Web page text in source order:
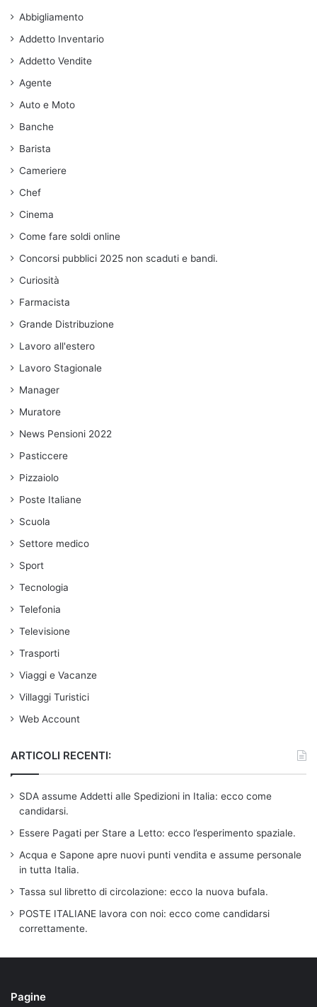
Abbigliamento
Addetto Inventario
Addetto Vendite
Agente
Auto e Moto
Banche
Barista
Cameriere
Chef
Cinema
Come fare soldi online
Concorsi pubblici 2025 non scaduti e bandi.
Curiosità
Farmacista
Grande Distribuzione
Lavoro all'estero
Lavoro Stagionale
Manager
Muratore
News Pensioni 2022
Pasticcere
Pizzaiolo
Poste Italiane
Scuola
Settore medico
Sport
Tecnologia
Telefonia
Televisione
Trasporti
Viaggi e Vacanze
Villaggi Turistici
Web Account
ARTICOLI RECENTI:
SDA assume Addetti alle Spedizioni in Italia: ecco come
candidarsi.
Essere Pagati per Stare a Letto: ecco l’esperimento spaziale.
Acqua e Sapone apre nuovi punti vendita e assume personale
in tutta Italia.
Tassa sul libretto di circolazione: ecco la nuova bufala.
POSTE ITALIANE lavora con noi: ecco come candidarsi
correttamente.
Pagine